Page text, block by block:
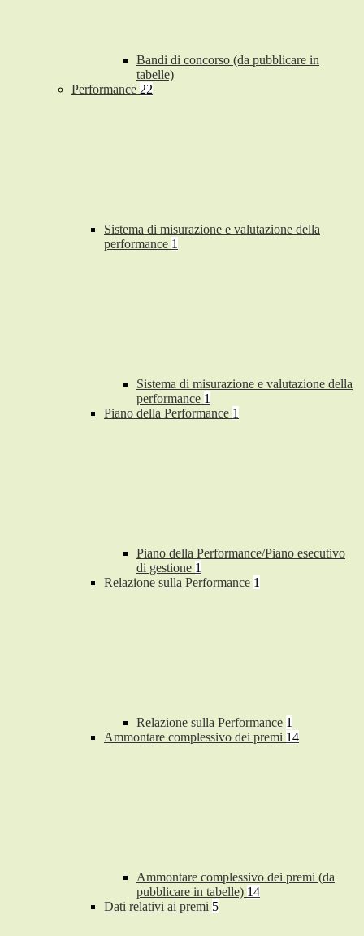
Bandi di concorso (da pubblicare in
tabelle)
Performance 22
Sistema di misurazione e valutazione della
performance 1
Sistema di misurazione e valutazione della
performance 1
Piano della Performance 1
Piano della Performance/Piano esecutivo
di gestione 1
Relazione sulla Performance 1
Relazione sulla Performance 1
Ammontare complessivo dei premi 14
Ammontare complessivo dei premi (da
pubblicare in tabelle) 14
Dati relativi ai premi 5